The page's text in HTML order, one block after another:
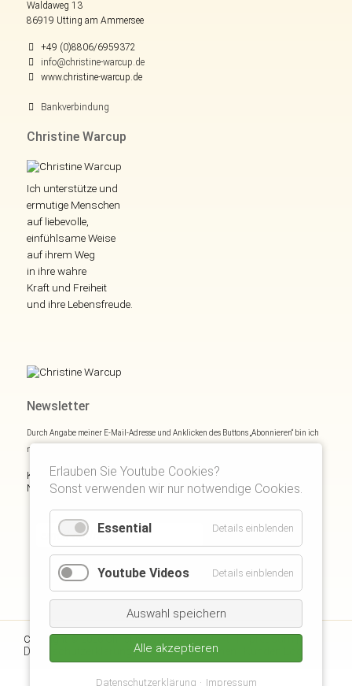
Waldaweg 13
86919 Utting am Ammersee
+49 (0)8806/6959372
info@christine-warcup.de
www.christine-warcup.de
Bankverbindung
Christine Warcup
Ich unterstütze und
ermutige Menschen
auf liebevolle,
einfühlsame Weise
auf ihrem Weg
in ihre wahre
Kraft und Freiheit
und ihre Lebensfreude.
Newsletter
Durch Angabe meiner E-Mail-Adresse und Anklicken des Buttons „Abonnieren“ bin ich
mich mit
Kostenloses E- und Audiobook & monatliche Inspirationen via
Newsletter:
Copyright © 2026 Christine Warcup | Kontakt Impressum
Datenschutzerklärung |Disclaimer|Suchen
Erlauben Sie Youtube Cookies?
Sonst verwenden wir nur notwendige Cookies.
Essential Details einblenden
Youtube Videos Details einblenden
Auswahl speichern
Alle akzeptieren
Datenschutzerklärung Impressum